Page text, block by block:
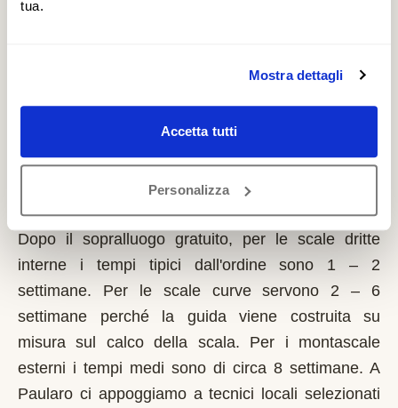
tua.
Mostra dettagli
Accetta tutti
Personalizza
dei lavori. Possono fare domanda i residenti a
Paularo con limitazioni motorie documentate,
proprietari o affittuari dell'immobile.
Dopo il sopralluogo gratuito, per le scale dritte
interne i tempi tipici dall'ordine sono 1 – 2
settimane. Per le scale curve servono 2 – 6
settimane perché la guida viene costruita su
misura sul calco della scala. Per i montascale
esterni i tempi medi sono di circa 8 settimane. A
Paularo ci appoggiamo a tecnici locali selezionati